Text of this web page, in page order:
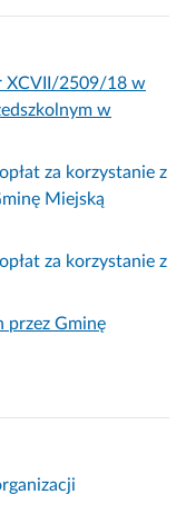
XCVII/2509/18 w
w
za korzystanie z
Miejską
za korzystanie z
przez Gminę